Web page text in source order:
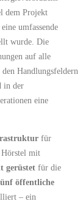
dem Projekt
umfassende
wurde. Die
auf alle
Handlungsfeldern
in der
eine
für
mit
gerüstet für die
öffentliche
– ein